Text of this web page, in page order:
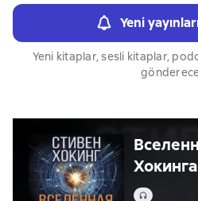
Yeni
Yeni kitaplar, sesli kitaplar,
Ses